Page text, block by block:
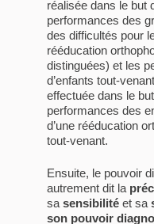
réalisée dans le but
performances des
des difficultés pour
rééducation
distinguées) et les
d’enfants tout-
effectuée dans le
performances des
d’une rééducation
tout-venant.
Ensuite, le pouvoir
autrement dit la
sa sensibilité et sa
son pouvoir